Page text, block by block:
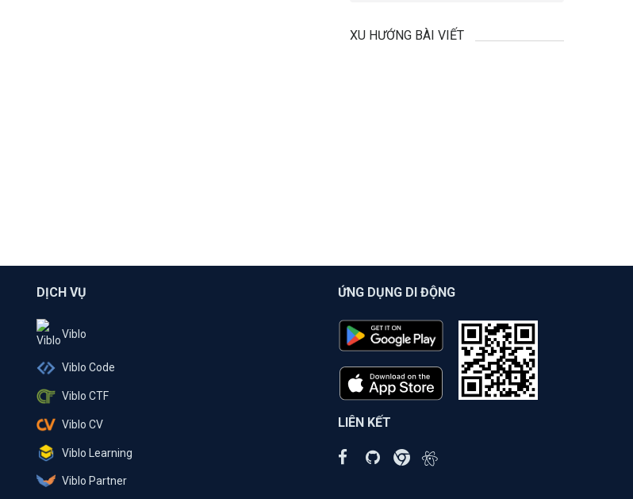
XU HƯỚNG BÀI VIẾT
DỊCH VỤ
Viblo
Viblo Code
Viblo CTF
Viblo CV
Viblo Learning
Viblo Partner
ỨNG DỤNG DI ĐỘNG
LIÊN KẾT